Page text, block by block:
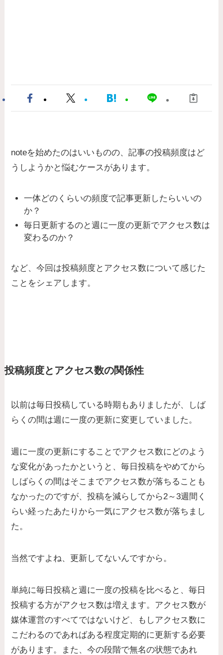
noteを始めたのはいいものの、記事の投稿頻度はど
うしようかと悩むケースがあります。
一体どのくらいの頻度で記事更新したらいいの
か？
毎日更新するのと週に一度の更新でアクセス数は
変わるのか？
など、今回は投稿頻度とアクセス数について感じた
ことをシェアします。
投稿頻度とアクセス数の関係性
以前は毎日投稿している時期もありましたが、しば
らくの間は週に一度の更新に変更していました。
週に一度の更新にすることでアクセス数にどのよう
な変化があったかというと、毎日投稿をやめてから
しばらくの間はそこまでアクセス数が落ちることも
なかったのですが、投稿を減らしてから2～3週間く
らい経ったあたりから一気にアクセス数が落ちまし
た。
当然ですよね、更新してないんですから。
単純に毎日投稿と週に一度の投稿を比べると、毎日
投稿する方がアクセス数は増えます。アクセス数が
媒体運営のすべてではないけど、もしアクセス数に
こだわるのであればある程度定期的に更新する必要
があります。また、今の段階で無名の状態であれ